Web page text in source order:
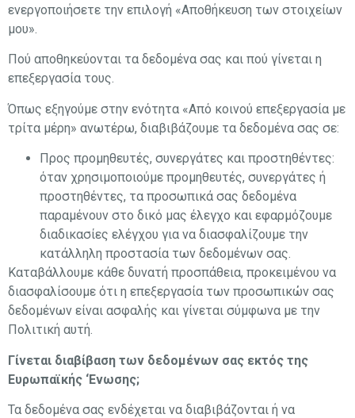
ενεργοποιήσετε την επιλογή «Αποθήκευση των στοιχείων
μου».
Πού αποθηκεύονται τα δεδομένα σας και πού γίνεται η
επεξεργασία τους.
Όπως εξηγούμε στην ενότητα «Από κοινού επεξεργασία με
τρίτα μέρη» ανωτέρω, διαβιβάζουμε τα δεδομένα σας σε:
Προς προμηθευτές, συνεργάτες και προστηθέντες:
όταν χρησιμοποιούμε προμηθευτές, συνεργάτες ή
προστηθέντες, τα προσωπικά σας δεδομένα
παραμένουν στο δικό μας έλεγχο και εφαρμόζουμε
διαδικασίες ελέγχου για να διασφαλίζουμε την
κατάλληλη προστασία των δεδομένων σας.
Καταβάλλουμε κάθε δυνατή προσπάθεια, προκειμένου να
διασφαλίσουμε ότι η επεξεργασία των προσωπικών σας
δεδομένων είναι ασφαλής και γίνεται σύμφωνα με την
Πολιτική αυτή.
Γίνεται διαβίβαση των δεδομένων σας εκτός της
Ευρωπαϊκής ‘Ενωσης;
Τα δεδομένα σας ενδέχεται να διαβιβάζονται ή να